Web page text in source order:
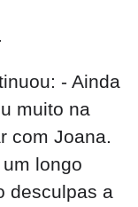
- Ainda
muito na
com Joana.
longo
desculpas a